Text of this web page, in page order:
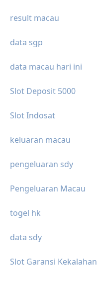
result macau
data sgp
data macau hari ini
Slot Deposit 5000
Slot Indosat
keluaran macau
pengeluaran sdy
Pengeluaran Macau
togel hk
data sdy
Slot Garansi Kekalahan